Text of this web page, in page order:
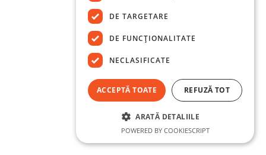
DE TARGETARE
DE FUNCŢIONALITATE
NECLASIFICATE
ACCEPTĂ TOATE REFUZĂ TOT
ARATĂ DETALIILE
POWERED BY COOKIESCRIPT